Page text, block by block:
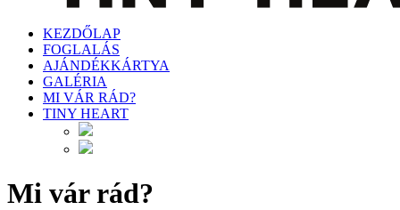
KEZDŐLAP
FOGLALÁS
AJÁNDÉKKÁRTYA
GALÉRIA
MI VÁR RÁD?
TINY HEART
Mi vár rád?